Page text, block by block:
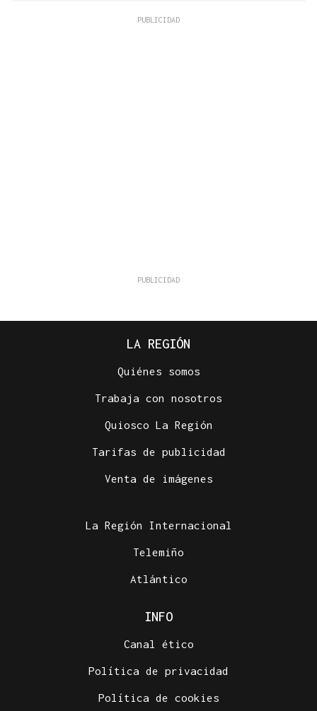
LA REGIÓN
Quiénes somos
Trabaja con nosotros
Quiosco La Región
Tarifas de publicidad
Venta de imágenes
La Región Internacional
Telemiño
Atlántico
INFO
Canal ético
Política de privacidad
Política de cookies